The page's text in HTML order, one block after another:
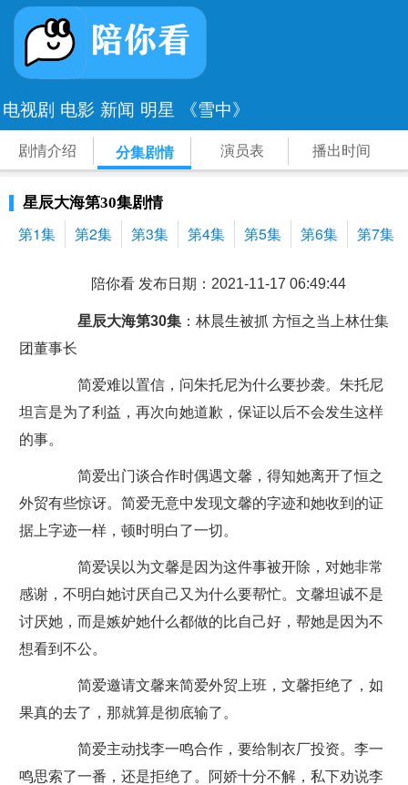
电视剧 电影 新闻 明星 《雪中》
剧情介绍 分集剧情 演员表 播出时间
星辰大海第30集剧情
第1集 第2集 第3集 第4集 第5集 第6集 第7集
陪你看 发布日期：2021-11-17 06:49:44
星辰大海第30集：林晨生被抓 方恒之当上林仕集
团董事长
简爱难以置信，问朱托尼为什么要抄袭。朱托尼
坦言是为了利益，再次向她道歉，保证以后不会发生这样
的事。
简爱出门谈合作时偶遇文馨，得知她离开了恒之
外贸有些惊讶。简爱无意中发现文馨的字迹和她收到的证
据上字迹一样，顿时明白了一切。
简爱误以为文馨是因为这件事被开除，对她非常
感谢，不明白她讨厌自己又为什么要帮忙。文馨坦诚不是
讨厌她，而是嫉妒她什么都做的比自己好，帮她是因为不
想看到不公。
简爱邀请文馨来简爱外贸上班，文馨拒绝了，如
果真的去了，那就算是彻底输了。
简爱主动找李一鸣合作，要给制衣厂投资。李一
鸣思索了一番，还是拒绝了。阿娇十分不解，私下劝说李